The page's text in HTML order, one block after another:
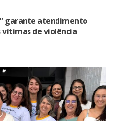
garante atendimento
de violência